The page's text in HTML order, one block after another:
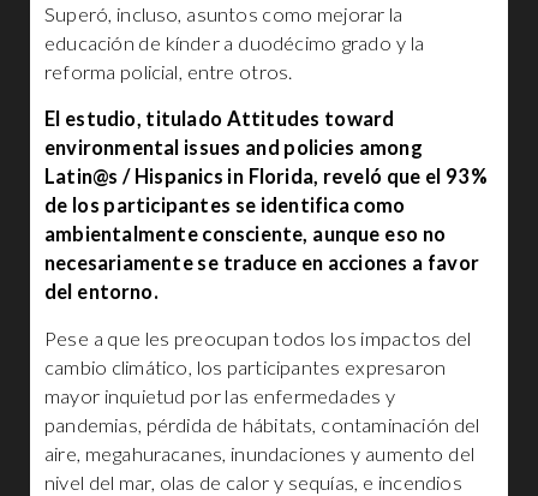
Superó, incluso, asuntos como mejorar la
educación de kínder a duodécimo grado y la
reforma policial, entre otros.
El estudio, titulado Attitudes toward
environmental issues and policies among
Latin@s / Hispanics in Florida, reveló que el 93%
de los participantes se identifica como
ambientalmente consciente, aunque eso no
necesariamente se traduce en acciones a favor
del entorno.
Pese a que les preocupan todos los impactos del
cambio climático, los participantes expresaron
mayor inquietud por las enfermedades y
pandemias, pérdida de hábitats, contaminación del
aire, megahuracanes, inundaciones y aumento del
nivel del mar, olas de calor y sequías, e incendios